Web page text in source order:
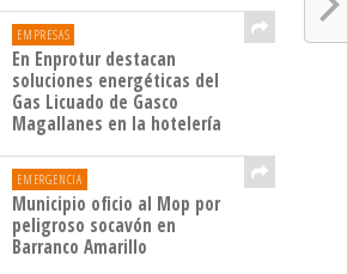
EMPRESAS
En Enprotur destacan
soluciones energéticas del
Gas Licuado de Gasco
Magallanes en la hotelería
EMERGENCIA
Municipio oficio al Mop por
peligroso socavón en
Barranco Amarillo